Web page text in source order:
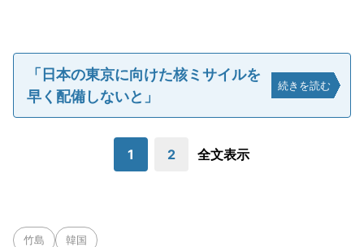
「日本の東京に向けた核ミサイルを
早く配備しないと」
続きを読む
1 2 全文表示
竹島 韓国